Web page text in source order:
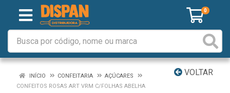
0
VOLTAR
INÍCIO CONFEITARIA
AÇÚCARES
CONFEITOS ROSAS ART VRM C/FOLHAS ABELHA